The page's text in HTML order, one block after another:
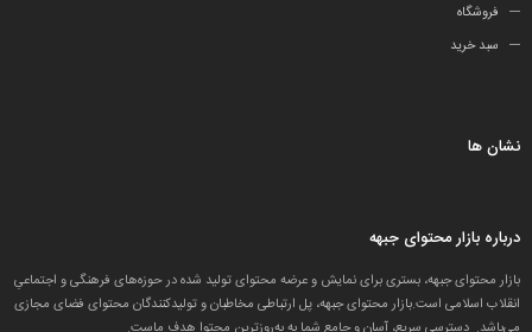
فروشگاه
سبد خرید
نشان ها
درباره بازار محتوای جبهه
بازار محتوای جبهه، بستری برای نمایش و عرضه محتوای تولید شده در حوزه‌های فرهنگی و اجتماعیِ
انقلاب اسلامی است.بازار محتوای جبهه، پل ارتباطی مخاطبان و تولید‌کنندگان محتوای فضای مجازی